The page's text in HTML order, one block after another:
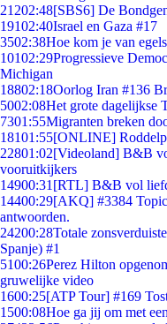
21202:48[SBS6] De
19102:40Israel en Gaza #17
3502:38Hoe kom je van
10102:29Progressieve
Michigan
18802:18Oorlog Iran #136
5002:08Het grote dagelijkse
7301:55Migranten breken
18101:55[ONLINE]
22801:02[Videoland] B&B
vooruitkijkers
14900:31 [RTL] B&B vol
14400:29[AKQ] #3384 Topic
antwoorden.
24200:28Totale
Spanje) #1
5100:26Perez Hilton
gruwelijke video
1600:25[ATP Tour] #169
1500:08Hoe ga jij om met